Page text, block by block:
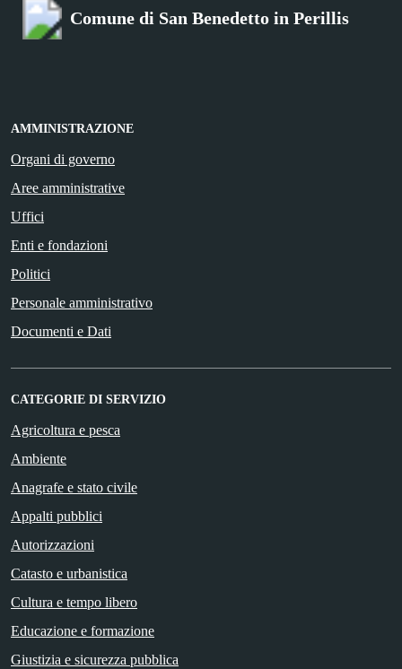
Comune di San Benedetto in Perillis
AMMINISTRAZIONE
Organi di governo
Aree amministrative
Uffici
Enti e fondazioni
Politici
Personale amministrativo
Documenti e Dati
CATEGORIE DI SERVIZIO
Agricoltura e pesca
Ambiente
Anagrafe e stato civile
Appalti pubblici
Autorizzazioni
Catasto e urbanistica
Cultura e tempo libero
Educazione e formazione
Giustizia e sicurezza pubblica